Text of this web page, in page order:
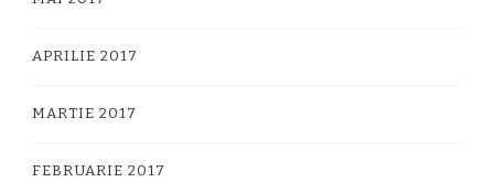
APRILIE 2017
MARTIE 2017
FEBRUARIE 2017